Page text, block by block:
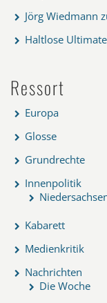
Jörg Wiedmann
Haltlose
Ressort
Europa
Glosse
Grundrechte
Innenpolitik
Kabarett
Medienkritik
Nachrichten
Die Woche